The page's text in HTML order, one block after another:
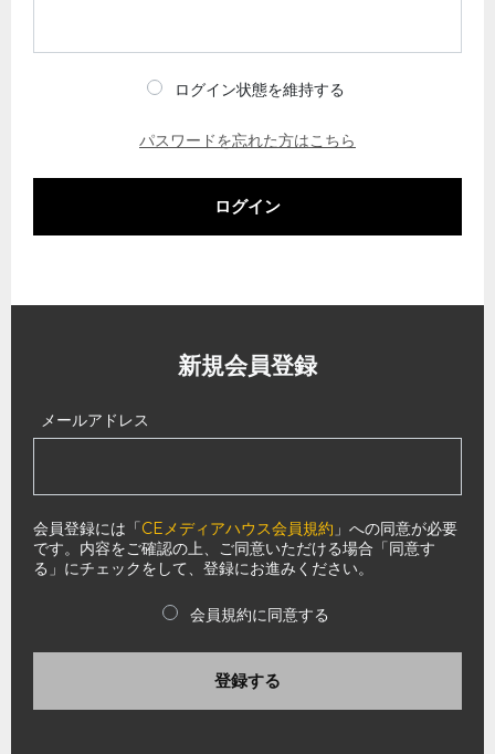
ログイン状態を維持する
パスワードを忘れた方はこちら
ログイン
新規会員登録
メールアドレス
会員登録には「CEメディアハウス会員規約 」への同意が必要
です。内容をご確認の上、ご同意いただける場合「同意す
る」にチェックをして、登録にお進みください。
会員規約に同意する
登録する